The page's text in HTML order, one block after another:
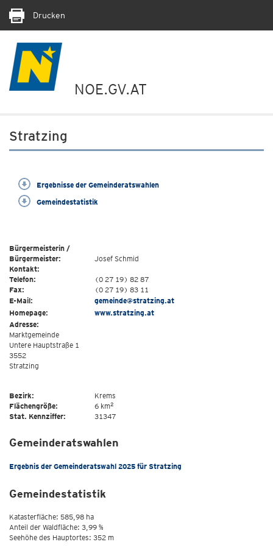
Drucken
NOE.GV.AT
Stratzing
Ergebnisse der Gemeinderatswahlen
Gemeindestatistik
Bürgermeisterin /
Bürgermeister:
Josef Schmid
Kontakt:
Telefon:
(0 27 19) 82 87
Fax:
(0 27 19) 83 11
E-Mail:
gemeinde@stratzing.at
Homepage:
www.stratzing.at
Adresse:
Marktgemeinde
Untere Hauptstraße 1
3552
Stratzing
Bezirk:
Krems
Flächengröße:
6 km2
Stat. Kennziffer: 31347
Gemeinderatswahlen
Ergebnis der Gemeinderatswahl 2025 für Stratzing
Gemeindestatistik
Katasterfläche: 585,98 ha
Anteil der Waldfläche: 3,99 %
Seehöhe des Hauptortes: 352 m